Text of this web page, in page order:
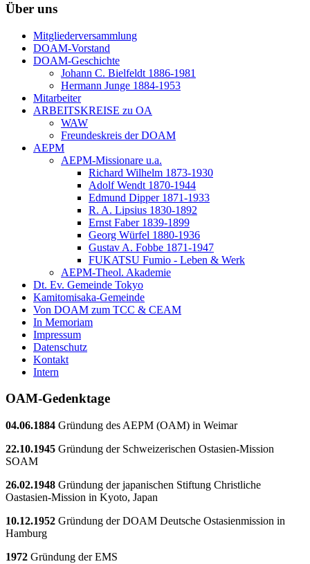
Über uns
Mitgliederversammlung
DOAM-Vorstand
DOAM-Geschichte
Johann C. Bielfeldt 1886-1981
Hermann Junge 1884-1953
Mitarbeiter
ARBEITSKREISE zu OA
WAW
Freundeskreis der DOAM
AEPM
AEPM-Missionare u.a.
Richard Wilhelm 1873-1930
Adolf Wendt 1870-1944
Edmund Dipper 1871-1933
R. A. Lipsius 1830-1892
Ernst Faber 1839-1899
Georg Würfel 1880-1936
Gustav A. Fobbe 1871-1947
FUKATSU Fumio - Leben & Werk
AEPM-Theol. Akademie
Dt. Ev. Gemeinde Tokyo
Kamitomisaka-Gemeinde
Von DOAM zum TCC & CEAM
In Memoriam
Impressum
Datenschutz
Kontakt
Intern
OAM-Gedenktage
04.06.1884 Gründung des AEPM (OAM) in Weimar
22.10.1945 Gründung der Schweizerischen Ostasien-Mission
SOAM
26.02.1948 Gründung der japanischen Stiftung Christliche
Oastasien-Mission in Kyoto, Japan
10.12.1952 Gründung der DOAM Deutsche Ostasienmission in
Hamburg
1972 Gründung der EMS